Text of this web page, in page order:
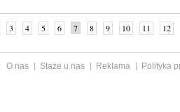
3 4 5 6 7 8 9 10 11 12
O nas Staże u nas Reklama
Polityka